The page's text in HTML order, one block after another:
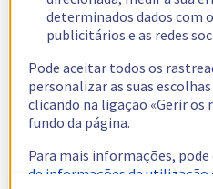
determinados dados com
publicitários e as redes
Pode aceitar todos os
personalizar as suas
clicando na ligação «Gerir os
fundo da página.
Para mais informações,
de informações de utilização